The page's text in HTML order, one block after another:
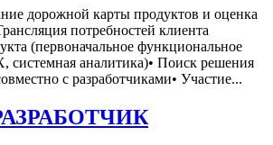
дорожной карты продуктов и оценка
потребностей клиента
(первоначальное функциональное
системная аналитика)• Поиск решения
с разработчиками• Участие...